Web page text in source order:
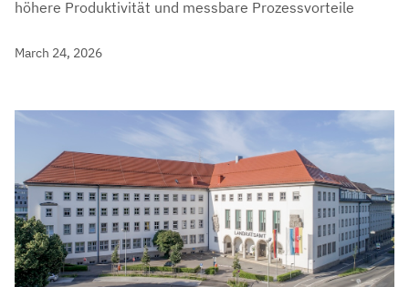
höhere Produktivität und messbare Prozessvorteile
March 24, 2026